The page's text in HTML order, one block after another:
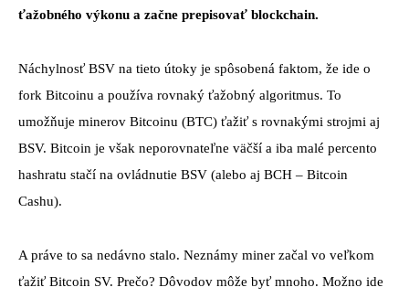
ťažobného výkonu a začne prepisovať blockchain.
Náchylnosť BSV na tieto útoky je spôsobená faktom, že ide o
fork Bitcoinu a používa rovnaký ťažobný algoritmus. To
umožňuje minerov Bitcoinu (BTC) ťažiť s rovnakými strojmi aj
BSV. Bitcoin je však neporovnateľne väčší a iba malé percento
hashratu stačí na ovládnutie BSV (alebo aj BCH – Bitcoin
Cashu).
A práve to sa nedávno stalo. Neznámy miner začal vo veľkom
ťažiť Bitcoin SV. Prečo? Dôvodov môže byť mnoho. Možno ide